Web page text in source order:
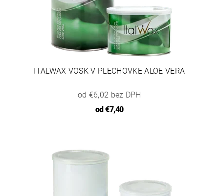
ITALWAX VOSK V PLECHOVKE ALOE VERA
od €6,02 bez DPH
od€7,40